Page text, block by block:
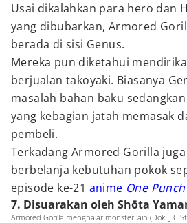
Usai dikalahkan para hero dan
yang dibubarkan, Armored
berada di sisi Genus.
Mereka pun diketahui
berjualan takoyaki. Biasanya
masalah bahan baku
yang kebagian jatah memasak
pembeli.
Terkadang Armored Gorilla
berbelanja kebutuhan pokok
episode ke-21 anime One
7. Disuarakan oleh Shōta
Armored Gorilla menghajar monster lain (Dok. J.C